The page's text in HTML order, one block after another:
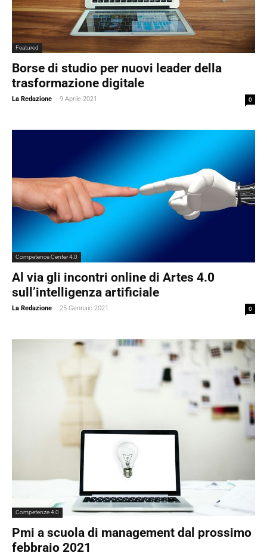
Featured
Borse di studio per nuovi leader della
trasformazione digitale
La Redazione - 9 Aprile 2021 0
Competence Center 4.0
Al via gli incontri online di Artes 4.0
sull’intelligenza artificiale
La Redazione - 25 Gennaio 2021 0
Competenze 4.0
Pmi a scuola di management dal prossimo
febbraio 2021